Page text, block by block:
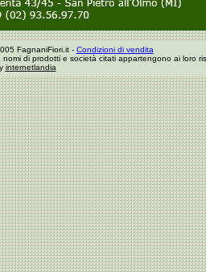
FagnaniFiori.it - Condizioni di vendita
nomi di prodotti e società citati appartengono ai loro
internetlandia